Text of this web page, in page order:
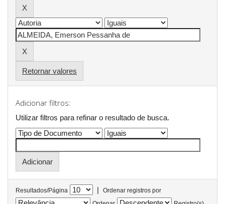
Retornar valores
Adicionar filtros:
Utilizar filtros para refinar o resultado de busca.
Resultados/Página |
Ordenar registros por